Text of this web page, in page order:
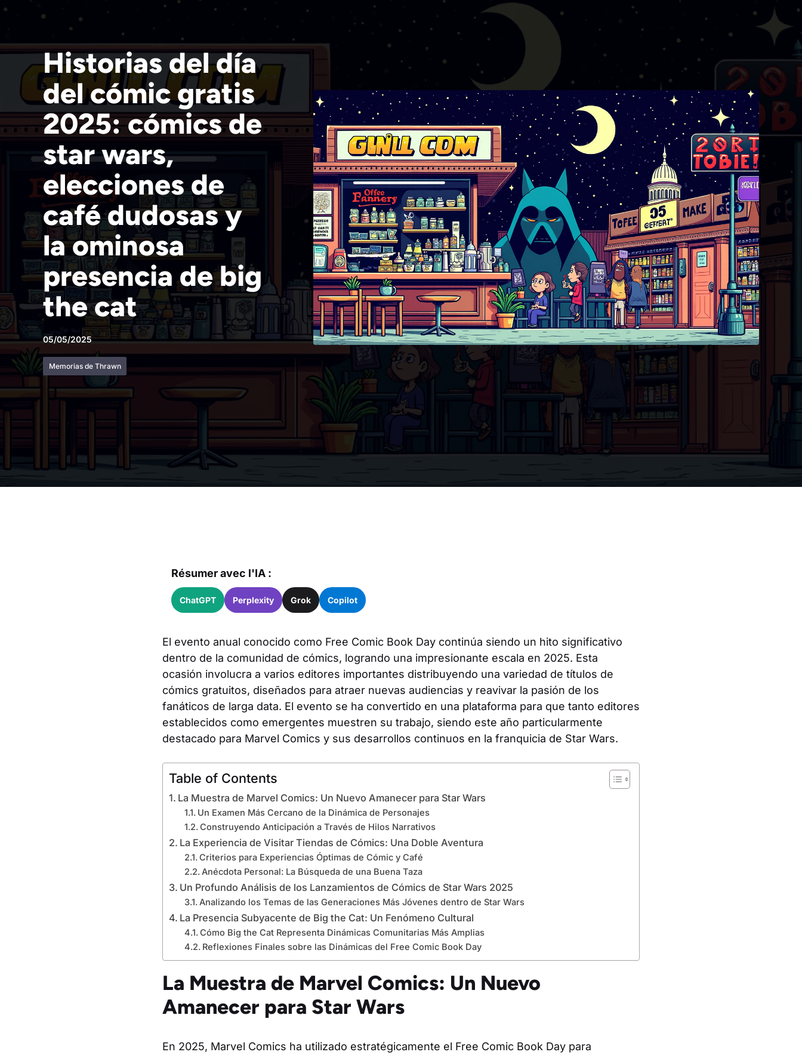
Historias del día
del cómic gratis
2025: cómics de
star wars,
elecciones de
café dudosas y
la ominosa
presencia de big
the cat
05/05/2025
Memorias de Thrawn
Résumer avec l'IA :
ChatGPT Perplexity Grok Copilot
El evento anual conocido como Free Comic Book Day continúa siendo un hito significativo
dentro de la comunidad de cómics, logrando una impresionante escala en 2025. Esta
ocasión involucra a varios editores importantes distribuyendo una variedad de títulos de
cómics gratuitos, diseñados para atraer nuevas audiencias y reavivar la pasión de los
fanáticos de larga data. El evento se ha convertido en una plataforma para que tanto editores
establecidos como emergentes muestren su trabajo, siendo este año particularmente
destacado para Marvel Comics y sus desarrollos continuos en la franquicia de Star Wars.
Table of Contents
La Muestra de Marvel Comics: Un Nuevo Amanecer para Star Wars
Un Examen Más Cercano de la Dinámica de Personajes
Construyendo Anticipación a Través de Hilos Narrativos
La Experiencia de Visitar Tiendas de Cómics: Una Doble Aventura
Criterios para Experiencias Óptimas de Cómic y Café
Anécdota Personal: La Búsqueda de una Buena Taza
Un Profundo Análisis de los Lanzamientos de Cómics de Star Wars 2025
Analizando los Temas de las Generaciones Más Jóvenes dentro de Star Wars
La Presencia Subyacente de Big the Cat: Un Fenómeno Cultural
Cómo Big the Cat Representa Dinámicas Comunitarias Más Amplias
Reflexiones Finales sobre las Dinámicas del Free Comic Book Day
La Muestra de Marvel Comics: Un Nuevo
Amanecer para Star Wars
En 2025, Marvel Comics ha utilizado estratégicamente el Free Comic Book Day para